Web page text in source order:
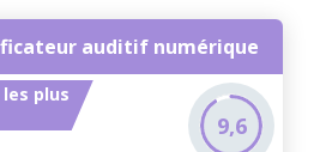
auditif numérique
plus
9,6